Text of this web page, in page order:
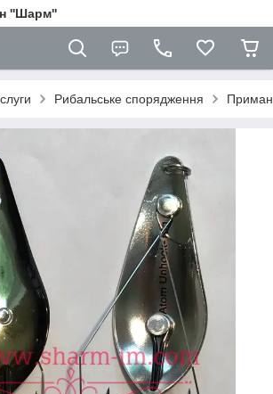
''Шарм''
Рибальське спорядження